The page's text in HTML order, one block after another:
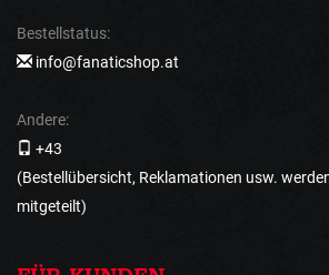
Bestellstatus:
info@fanaticshop.at
Andere:
+43
(Bestellübersicht, Reklamationen usw.
mitgeteilt)